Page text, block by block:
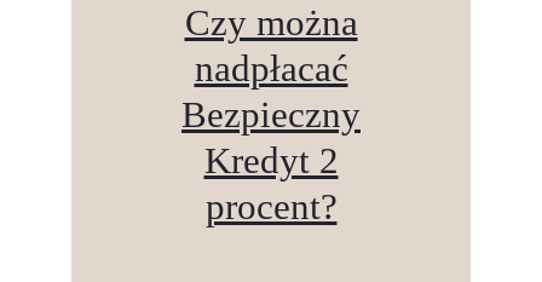
Czy można
nadpłacać
Bezpieczny
Kredyt 2
procent?